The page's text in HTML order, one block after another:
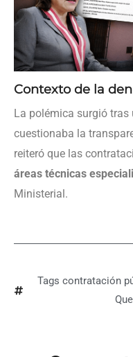
Contexto de la
La polémica surgió tras
cuestionaba la
reiteró que las
áreas técnicas
Ministerial.
Tags contratación